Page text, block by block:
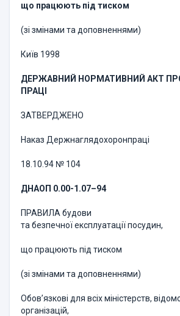
що працюють під тиском
(зі змінами та доповненнями)
Київ 1998
ДЕРЖАВНИЙ НОРМАТИВНИЙ АКТ
ПРАЦІ
ЗАТВЕРДЖЕНО
Наказ Держнаглядохоронпраці
18.10.94 № 104
ДНАОП 0.00-1.07–94
ПРАВИЛА будови
та безпечної експлуатації посудин,
що працюють під тиском
(зі змінами та доповненнями)
Обов’язкові для всіх міністерств,
організацій,